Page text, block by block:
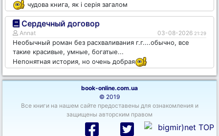
чудова книга, як і серія загалом
Сердечный договор
Annat 03-08-2026 21:29
Необычный роман без расхваливания г.г....обычно, все
такие красивые, умные, богатые...
Непонятная история, но очень добрая
book-online.com.ua
© 2019
Все книги на нашем сайте предоставены для ознакомления и
защищены авторским правом